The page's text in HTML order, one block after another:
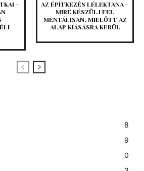
–
AZ ÉPÍTKEZÉS LÉLEKTANA –
MIRE KÉSZÜLJ FEL
MENTÁLISAN, MIELŐTT AZ
ALAP KIÁSÁSRA KERÜL
8
9
0